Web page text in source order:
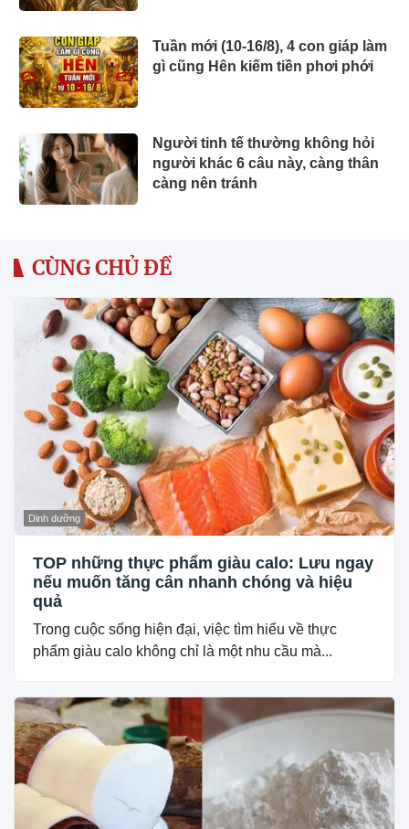
Tuần mới (10-16/8), 4 con giáp làm
gì cũng Hên kiếm tiền phơi phới
Người tinh tế thường không hỏi
người khác 6 câu này, càng thân
càng nên tránh
CÙNG CHỦ ĐỀ
Dinh dưỡng
TOP những thực phẩm giàu calo: Lưu ngay
nếu muốn tăng cân nhanh chóng và hiệu
quả
Trong cuộc sống hiện đại, việc tìm hiểu về thực
phẩm giàu calo không chỉ là một nhu cầu mà...